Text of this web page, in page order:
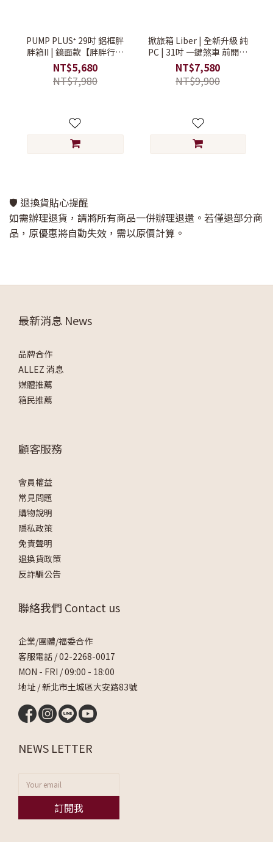
PUMP PLUS⁺ 29吋 鋁框胖
胖箱II | 鏡面款【胖胖行李
箱/大容量行李箱/搬家行李
箱】
NT$5,680
NT$7,980
掀旅箱 Liber | 全新升級 純
PC | 31吋 一鍵煞車 前開式
行李箱【旅行箱/大行李箱/
硬殼行李箱】
NT$7,580
NT$9,900
🛡️ 退換貨貼心提醒
如需辦理退貨，請將所有商品一併辦理退還。若僅退部分商
品，原優惠將自動失效，需以原價計算。
最新消息 News
品牌合作
ALLEZ 消息
媒體推薦
箱民推薦
顧客服務
會員權益
常見問題
購物說明
隱私政策
免責聲明
退換貨政策
反詐騙公告
聯絡我們 Contact us
企業/團體/福委合作
客服電話 /02-2268-0017
MON - FRI / 09:00 - 18:00
地址 / 新北市土城區大安路83號
NEWS LETTER
訂閱我